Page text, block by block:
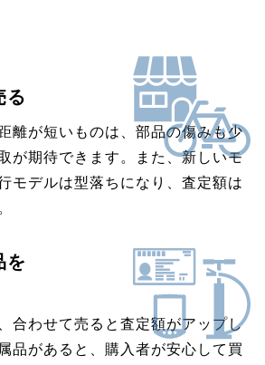
る
離が短いものは、部品の傷みも少
が期待できます。また、新しいモ
モデルは型落ちになり、査定額は
を
合わせて売ると査定額がアップし
品があると、購入者が安心して買